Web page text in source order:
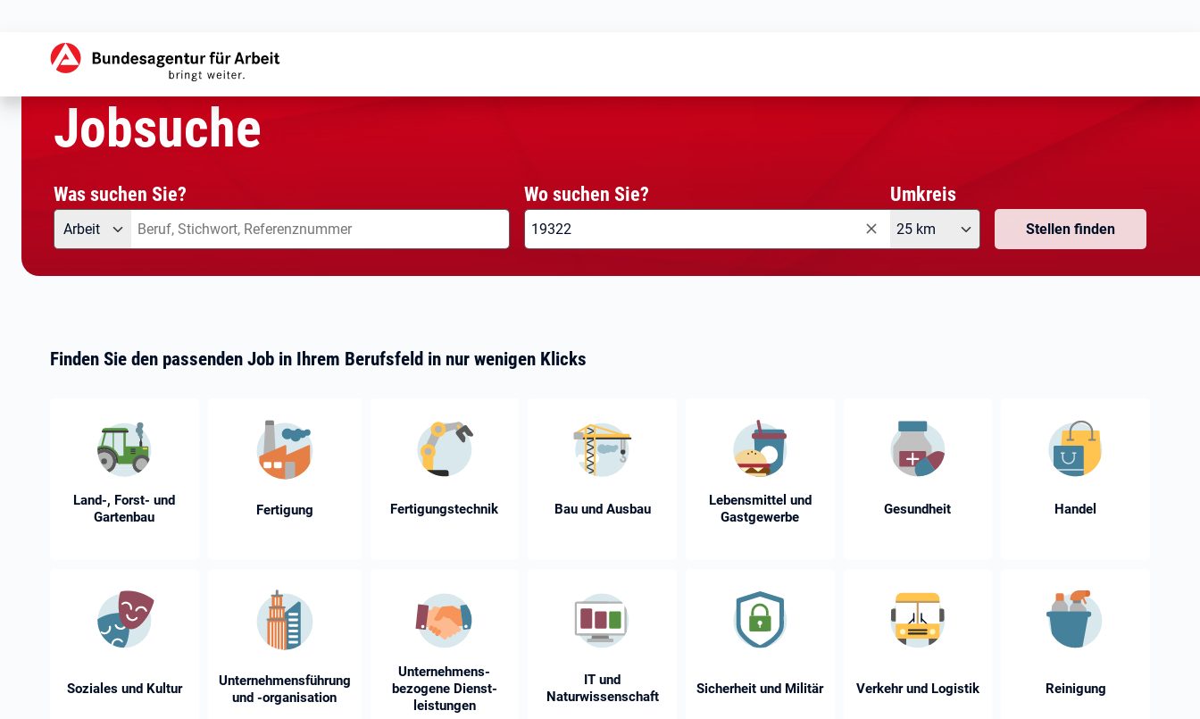
Startseite
Jobsuche
Was suchen Sie?
Angebotsart
Arbeit Was suchen Sie?
Wo suchen Sie? Umkreis
25 km Stellen finden
Finden Sie den passenden Job in Ihrem Berufsfeld in nur wenigen Klicks
Land-, Forst- und
Gartenbau
Fertigung Fertigungstechnik Bau und Ausbau
Lebensmittel und
Gastgewerbe
Gesundheit Handel
Soziales und Kultur
Unternehmensführung
und -⁠organisation
Unternehmens­
bezogene Dienst­
leistungen
IT und
Naturwissenschaft
Sicherheit und Militär Verkehr und Logistik Reinigung